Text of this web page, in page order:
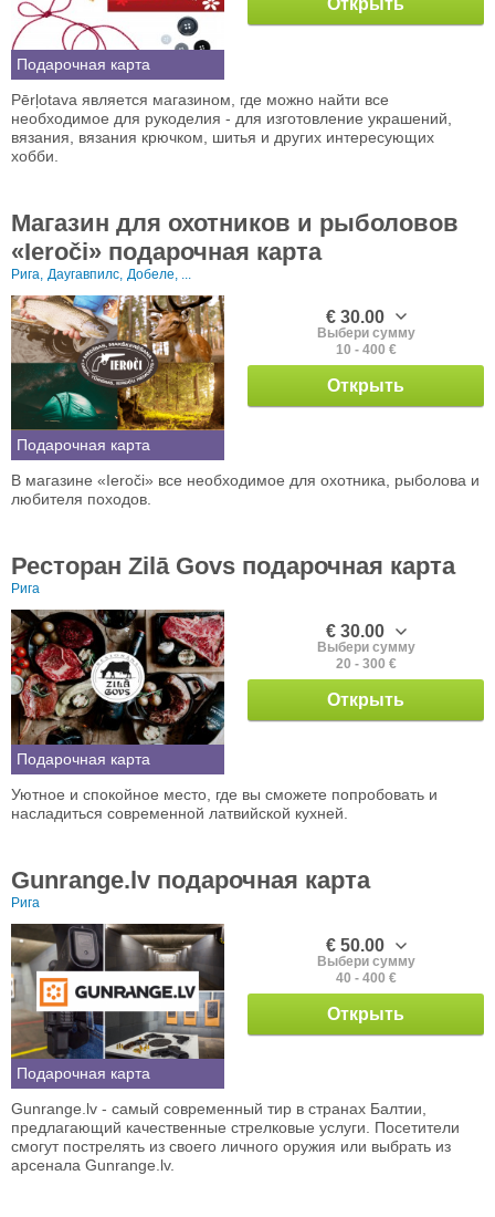
Подарочная карта
Открыть
Pērļotava является магазином, где можно найти все
необходимое для рукоделия - для изготовление украшений,
вязания, вязания крючком, шитья и других интересующих
хобби.
Магазин для охотников и рыболовов
«Ieroči» подарочная карта
Рига, Даугавпилс, Добеле, ...
Подарочная карта
€ 30.00
Выбери сумму
10 - 400 €
Открыть
В магазине «Ieroči» все необходимое для охотника, рыболова и
любителя походов.
Ресторан Zilā Govs подарочная карта
Рига
Подарочная карта
€ 30.00
Выбери сумму
20 - 300 €
Открыть
Уютное и спокойное место, где вы сможете попробовать и
насладиться современной латвийской кухней.
Gunrange.lv подарочная карта
Рига
Подарочная карта
€ 50.00
Выбери сумму
40 - 400 €
Открыть
Gunrange.lv - самый современный тир в странах Балтии,
предлагающий качественные стрелковые услуги. Посетители
смогут пострелять из своего личного оружия или выбрать из
арсенала Gunrange.lv.